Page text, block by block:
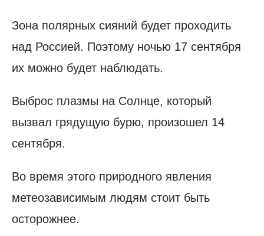
Зона полярных сияний будет проходить
над Россией. Поэтому ночью 17 сентября
их можно будет наблюдать.
Выброс плазмы на Солнце, который
вызвал грядущую бурю, произошел 14
сентября.
Во время этого природного явления
метеозависимым людям стоит быть
осторожнее.